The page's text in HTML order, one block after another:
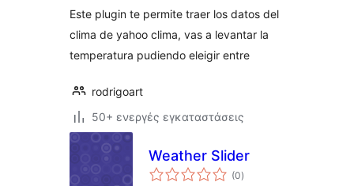
Este plugin te permite traer los datos del
clima de yahoo clima, vas a levantar la
temperatura pudiendo eleigir entre
rodrigoart
50+ ενεργές εγκαταστάσεις
Weather Slider
(0αξιολογήσεις
σύνολο
)